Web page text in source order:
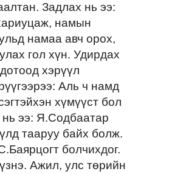
Задлах нь ээ:
намын
намаа авч орох,
гол хүн. Удирдах
хэрүүл
Аль ч намд
хүмүүст бол
нь ээ: Я.Содбаатар
тааруу байх болж.
болчихдог.
Ажил, улс төрийн